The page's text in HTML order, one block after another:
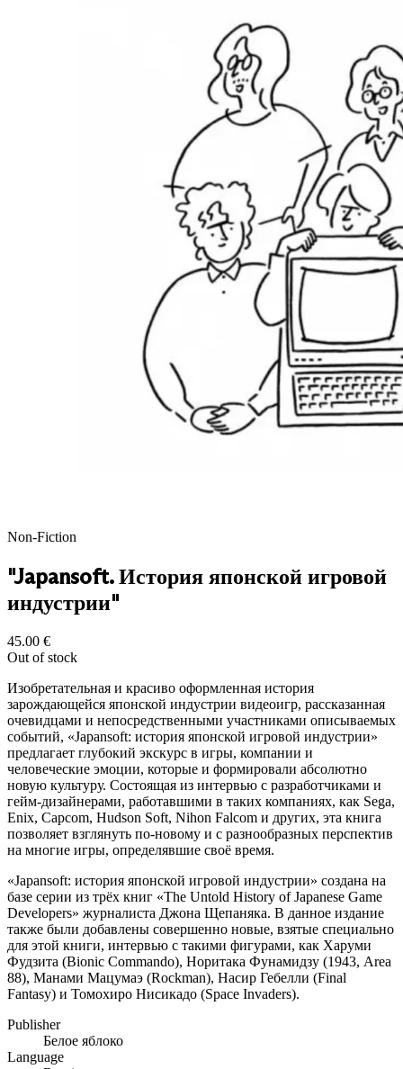
Non-Fiction
"Japansoft. История японской игровой
индустрии"
45.00 €
Out of stock
Изобретательная и красиво оформленная история
зарождающейся японской индустрии видеоигр, рассказанная
очевидцами и непосредственными участниками описываемых
событий, «Japansoft: история японской игровой индустрии»
предлагает глубокий экскурс в игры, компании и
человеческие эмоции, которые и формировали абсолютно
новую культуру. Состоящая из интервью с разработчиками и
гейм-дизайнерами, работавшими в таких компаниях, как Sega,
Enix, Capcom, Hudson Soft, Nihon Falcom и других, эта книга
позволяет взглянуть по-новому и с разнообразных перспектив
на многие игры, определявшие своё время.
«Japansoft: история японской игровой индустрии» создана на
базе серии из трёх книг «The Untold History of Japanese Game
Developers» журналиста Джона Щепаняка. В данное издание
также были добавлены совершенно новые, взятые специально
для этой книги, интервью с такими фигурами, как Харуми
Фудзита (Bionic Commando), Норитака Фунамидзу (1943, Area
88), Манами Мацумаэ (Rockman), Насир Гебелли (Final
Fantasy) и Томохиро Нисикадо (Space Invaders).
Publisher
Белое яблоко
Language